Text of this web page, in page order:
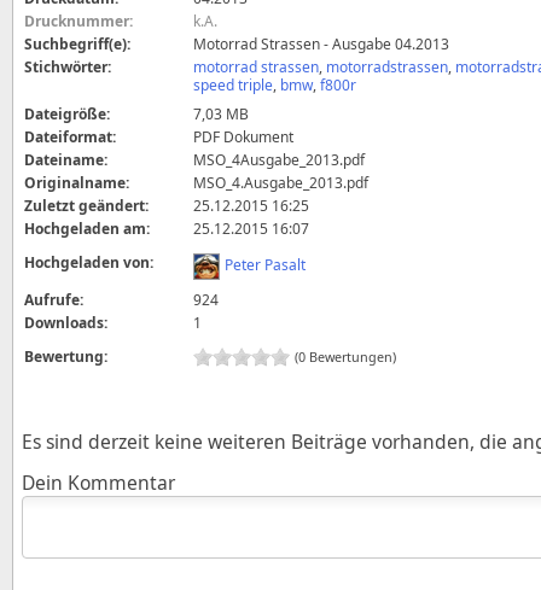
Drucknummer:
k.A.
Suchbegriff(e):
Motorrad Strassen - Ausgabe 04.2013
Stichwörter:
motorrad strassen, motorradstrassen,
speed triple, bmw,f800r
Dateigröße:
7,03 MB
Dateiformat:
PDF Dokument
Dateiname:
MSO_4Ausgabe_2013.pdf
Originalname:
MSO_4.Ausgabe_2013.pdf
Zuletzt geändert:
25.12.2015 16:25
Hochgeladen am:
25.12.2015 16:07
Hochgeladen von:
Peter Pasalt
Aufrufe:
924
Downloads:
1
Bewertung:
(0 Bewertungen)
Es sind derzeit keine weiteren Beiträge vorhanden, die
Dein Kommentar